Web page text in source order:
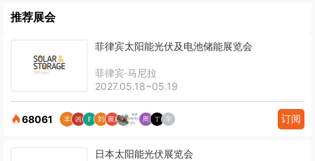
推荐展会
菲律宾太阳能光伏及电池储能展览会
菲律宾·马尼拉
2027.05.18~05.19
68061 订阅
日本太阳能光伏展览会